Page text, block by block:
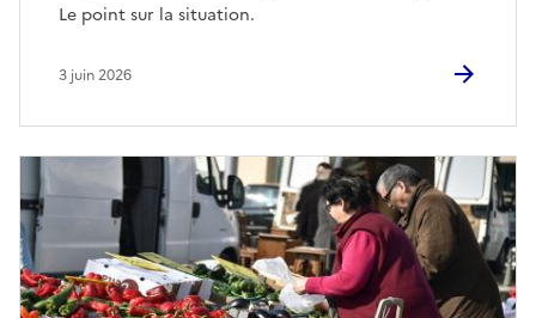
Le point sur la situation.
3 juin 2026